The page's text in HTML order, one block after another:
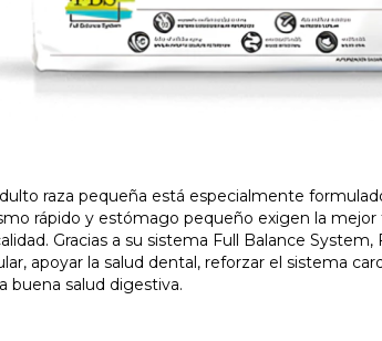
raza pequeña está especialmente
rápido y estómago pequeño exigen la
Gracias a su sistema Full Balance System,
apoyar la salud dental, reforzar el sistema
buena salud digestiva.